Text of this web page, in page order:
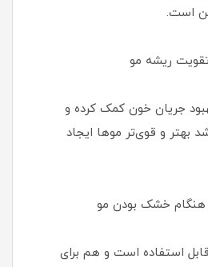
است.
ریشه مو
جریان خون کمک کرده و
بهتر و قوی‌تر موها ایجاد
خشک بودن مو
استفاده است و هم برای